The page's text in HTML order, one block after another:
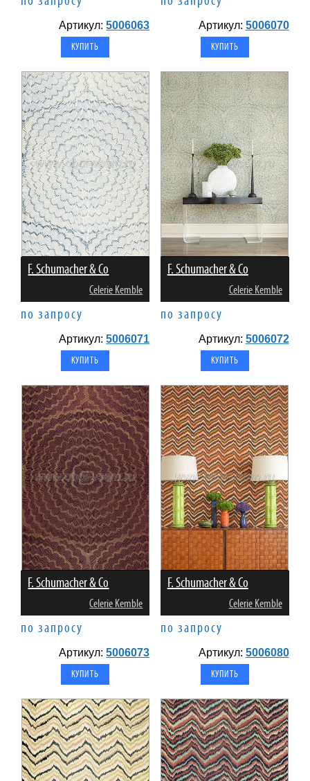
Артикул:5006063 Артикул: 5006070
F. Schumacher & Co
Celerie Kemble
по запросу
Артикул:5006071
F. Schumacher & Co
Celerie Kemble
по запросу
Артикул: 5006072
F. Schumacher & Co
Celerie Kemble
по запросу
Артикул:5006073
F. Schumacher & Co
Celerie Kemble
по запросу
Артикул: 5006080